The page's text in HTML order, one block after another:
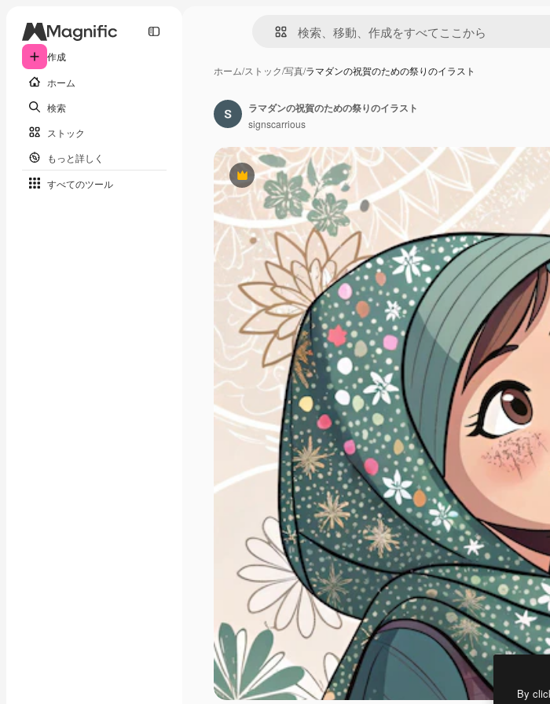
作成
ホーム
検索
ストック
もっと詳しく
すべてのツール
ホーム/ストック/写真/ラマダンの祝賀のための祭りのイラスト
Premium
ラマダンの祝賀のための祭りのイラスト
signscarrious
By